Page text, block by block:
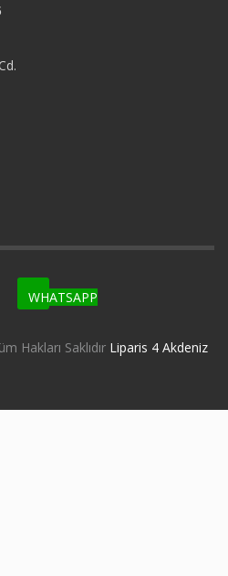
WHATSAPP
Hakları Saklıdır Liparis 4 Akdeniz